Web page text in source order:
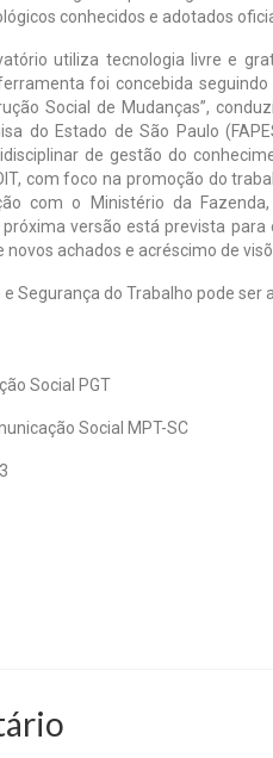
conhecidos e adotados
utiliza tecnologia livre e
foi concebida
Social de Mudanças”,
do Estado de São Paulo
de gestão do
com foco na promoção do
com o Ministério da
versão está prevista
achados e acréscimo de
Segurança do Trabalho pode ser
Social PGT
Social MPT-SC